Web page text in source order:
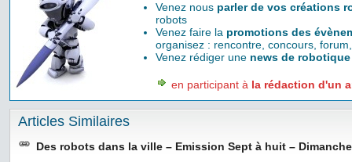
Venez nous parler de vos créations
robots
Venez faire la promotions des
organisez : rencontre, concours,
Venez rédiger une news de robotique
en participant à la rédaction d'un
Articles Similaires
Des robots dans la ville – Emission Sept à huit –